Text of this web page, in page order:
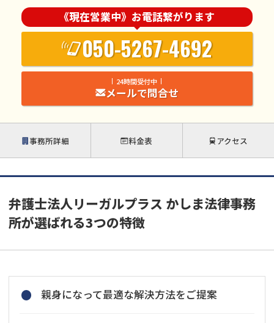
《現在営業中》お電話繋がります
050-5267-4692
24時間受付中
メールで問合せ
事務所詳細 料金表 アクセス
弁護士法人リーガルプラス かしま法律事務
所が選ばれる3つの特徴
親身になって最適な解決方法をご提案